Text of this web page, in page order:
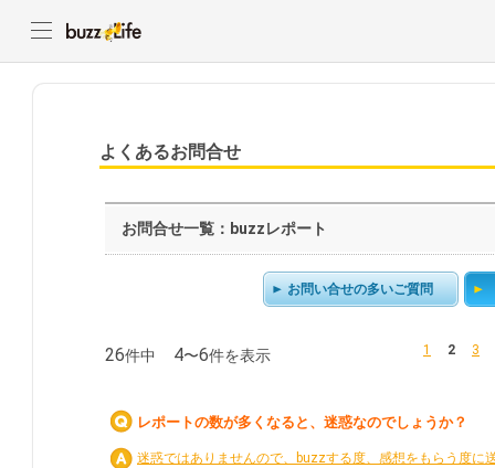
よくあるお問合せ
お問合せ一覧：buzzレポート
お問い合せの多いご質問
26件中 4〜6件を表示 1 2 3
レポートの数が多くなると、迷惑なのでしょうか？
迷惑ではありませんので、buzzする度、感想をもらう度に